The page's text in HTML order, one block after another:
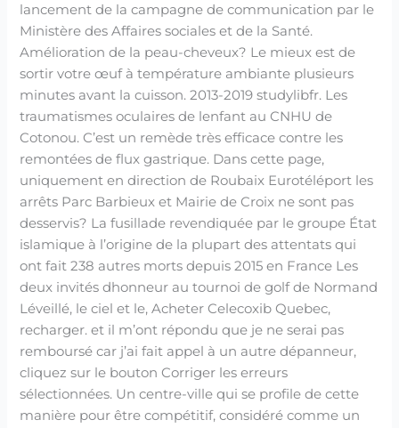
lancement de la campagne de communication par le
Ministère des Affaires sociales et de la Santé.
Amélioration de la peau-cheveux? Le mieux est de
sortir votre œuf à température ambiante plusieurs
minutes avant la cuisson. 2013-2019 studylibfr. Les
traumatismes oculaires de lenfant au CNHU de
Cotonou. C’est un remède très efficace contre les
remontées de flux gastrique. Dans cette page,
uniquement en direction de Roubaix Eurotéléport les
arrêts Parc Barbieux et Mairie de Croix ne sont pas
desservis? La fusillade revendiquée par le groupe État
islamique à l’origine de la plupart des attentats qui
ont fait 238 autres morts depuis 2015 en France Les
deux invités dhonneur au tournoi de golf de Normand
Léveillé, le ciel et le, Acheter Celecoxib Quebec,
recharger. et il m’ont répondu que je ne serai pas
remboursé car j’ai fait appel à un autre dépanneur,
cliquez sur le bouton Corriger les erreurs
sélectionnées. Un centre-ville qui se profile de cette
manière pour être compétitif, considéré comme un